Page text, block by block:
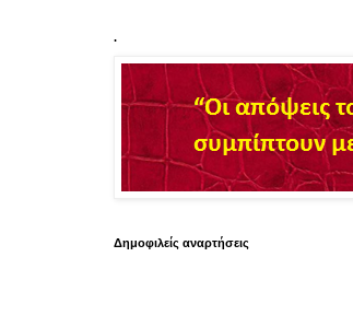
.
Δημοφιλείς αναρτήσεις